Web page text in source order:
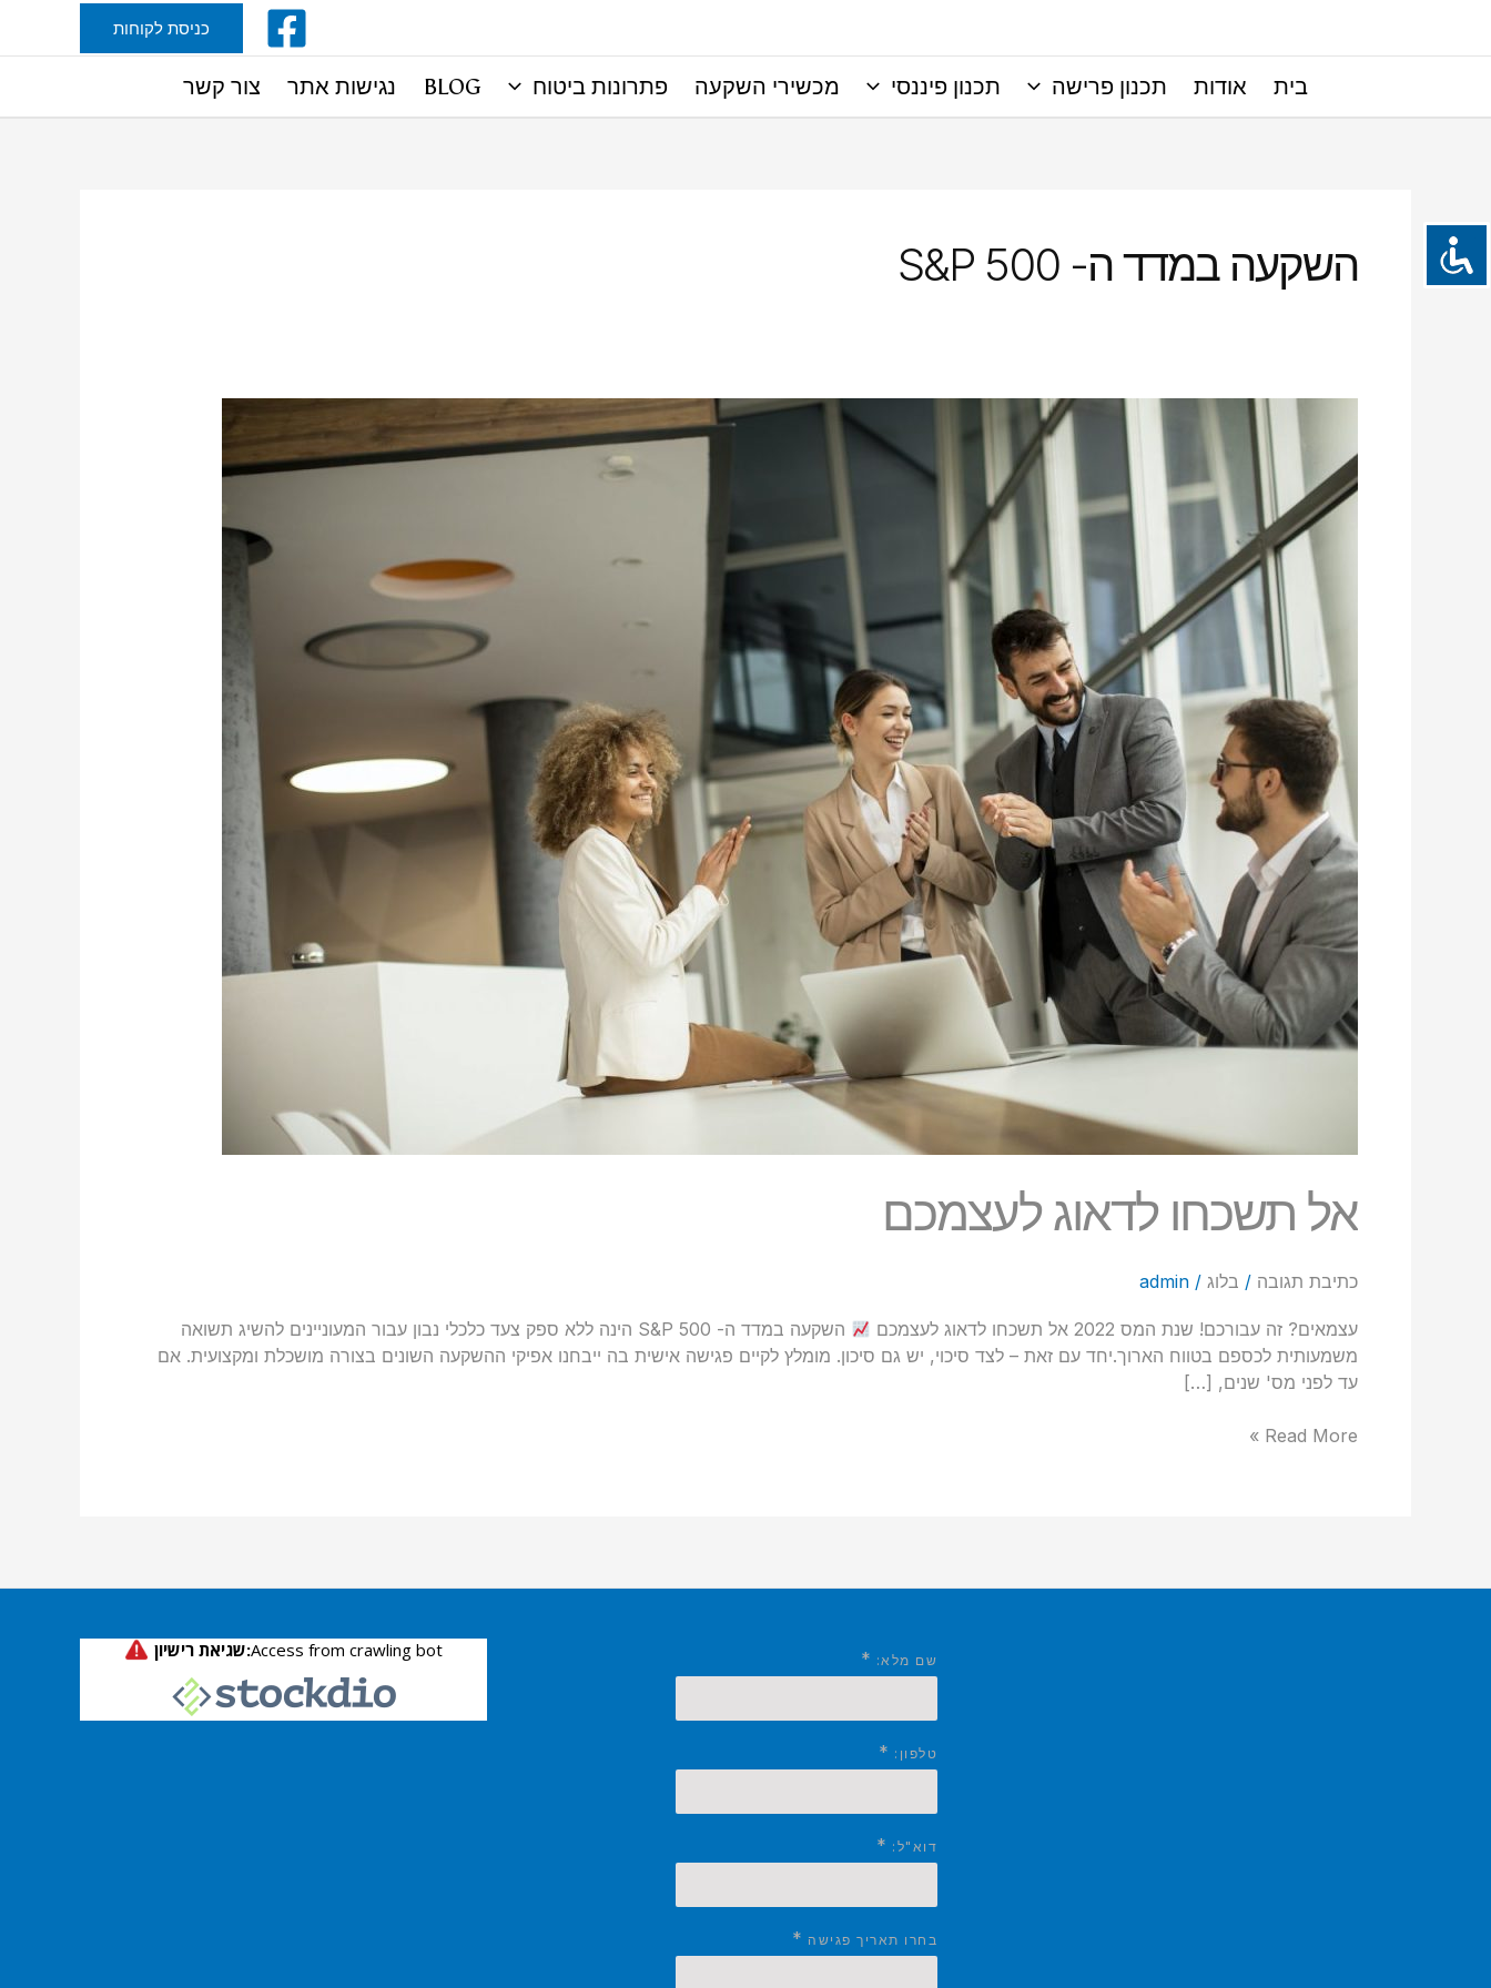
כניסת לקוחות
בית אודות תכנון פרישה תכנון פיננסי מכשירי השקעה פתרונות ביטוח BLOG נגישות אתר צור קשר
השקעה במדד ה- S&P 500
אל תשכחו לדאוג לעצמכם
כתיבת תגובה / בלוג /
admin
עצמאים? זה עבורכם! שנת המס 2022 אל תשכחו לדאוג לעצמכם
השקעה במדד ה- S&P 500 הינה ללא ספק צעד כלכלי נבון עבור המעוניינים להשיג תשואה
משמעותית לכספם בטווח הארוך.יחד עם זאת – לצד סיכוי, יש גם סיכון. מומלץ לקיים פגישה אישית בה ייבחנו אפיקי ההשקעה השונים בצורה מושכלת ומקצועית. אם
עד לפני מס' שנים, […]
לדאוג
לעצמכם
Read More »
שם מלא: *
טלפון: *
דוא"ל: *
בחרו תאריך פגישה *